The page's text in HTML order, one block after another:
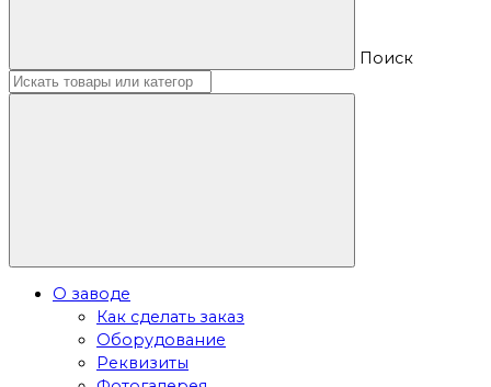
Поиск
О заводе
Как сделать заказ
Оборудование
Реквизиты